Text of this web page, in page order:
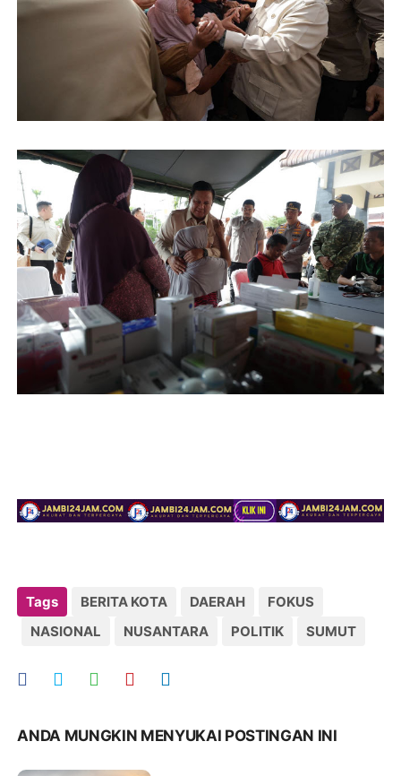
Tags BERITA KOTA DAERAH
FOKUS
NASIONAL
NUSANTARA POLITIK SUMUT
ANDA MUNGKIN MENYUKAI POSTINGAN INI